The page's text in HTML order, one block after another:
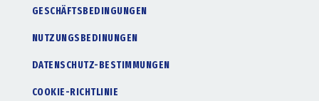
GESCHÄFTSBEDINGUNGEN
NUTZUNGSBEDINUNGEN
DATENSCHUTZ-BESTIMMUNGEN
COOKIE-RICHTLINIE